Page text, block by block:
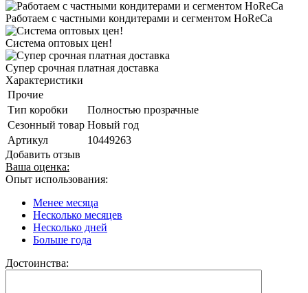
Работаем с частными кондитерами и сегментом HoReCa
Система оптовых цен!
Супер срочная платная доставка
Характеристики
Прочие
Тип коробки
Полностью прозрачные
Сезонный товар Новый год
Артикул
10449263
Добавить отзыв
Ваша оценка:
Опыт использования:
Менее месяца
Несколько месяцев
Несколько дней
Больше года
Достоинства: